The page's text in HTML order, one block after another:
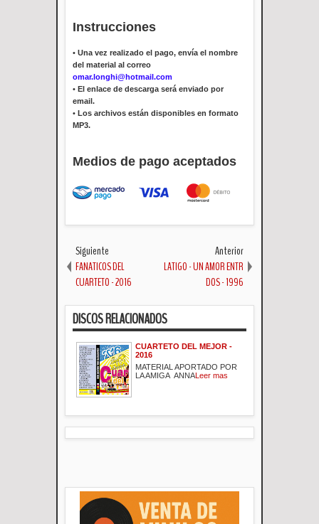
Instrucciones
• Una vez realizado el pago, envía el nombre
del material al correo
omar.longhi@hotmail.com
• El enlace de descarga será enviado por
email.
• Los archivos están disponibles en formato
MP3.
Medios de pago aceptados
Siguiente
FANATICOS DEL
CUARTETO - 2016
Anterior
LATIGO - UN AMOR ENTR
DOS - 1996
DISCOS RELACIONADOS
CUARTETO DEL MEJOR -
2016
MATERIAL APORTADO POR
LA AMIGA ANNALeer mas